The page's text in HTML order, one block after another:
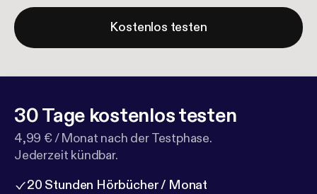
Kostenlos testen
30 Tage kostenlos testen
4,99 € / Monat nach der Testphase.
Jederzeit kündbar.
20 Stunden Hörbücher / Monat